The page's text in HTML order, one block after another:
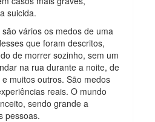
suicida.
vários os medos de uma
que foram descritos,
de morrer sozinho, sem um
na rua durante a noite, de
muitos outros. São medos
reais. O mundo
sendo grande a
pessoas.